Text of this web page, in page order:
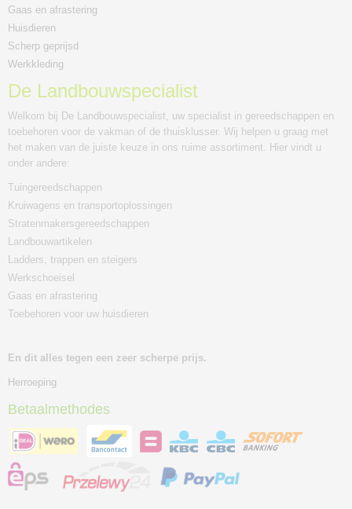
Gaas en afrastering
Huisdieren
Scherp geprijsd
Werkkleding
De Landbouwspecialist
Welkom bij De Landbouwspecialist, uw specialist in gereedschappen en
toebehoren voor de vakman of de thuisklusser. Wij helpen u graag met
het maken van de juiste keuze in ons ruime assortiment. Hier vindt u
onder andere:
Tuingereedschappen
Kruiwagens en transportoplossingen
Stratenmakersgereedschappen
Landbouwartikelen
Ladders, trappen en steigers
Werkschoeisel
Gaas en afrastering
Toebehoren voor uw huisdieren
En dit alles tegen een zeer scherpe prijs.
Herroeping
Betaalmethodes